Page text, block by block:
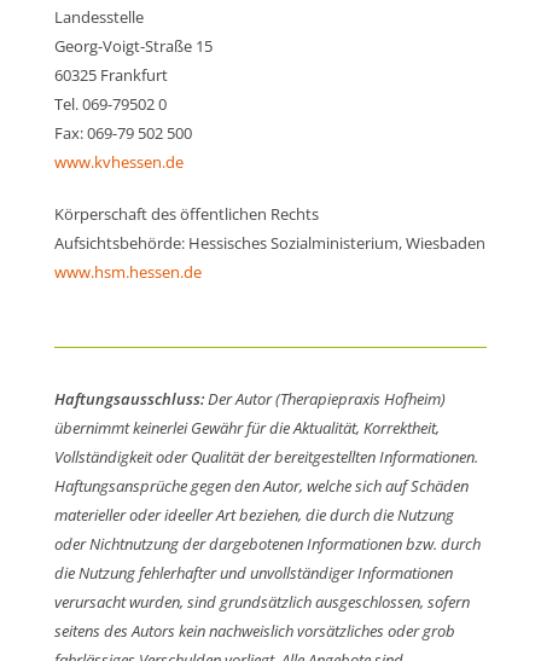
Landesstelle
Georg-Voigt-Straße 15
60325 Frankfurt
Tel. 069-79502 0
Fax: 069-79 502 500
www.kvhessen.de
Körperschaft des öffentlichen Rechts
Aufsichtsbehörde: Hessisches Sozialministerium, Wiesbaden
www.hsm.hessen.de
Haftungsausschluss:Der Autor (Therapiepraxis Hofheim)
übernimmt keinerlei Gewähr für die Aktualität, Korrektheit,
Vollständigkeit oder Qualität der bereitgestellten Informationen.
Haftungsansprüche gegen den Autor, welche sich auf Schäden
materieller oder ideeller Art beziehen, die durch die Nutzung
oder Nichtnutzung der dargebotenen Informationen bzw. durch
die Nutzung fehlerhafter und unvollständiger Informationen
verursacht wurden, sind grundsätzlich ausgeschlossen, sofern
seitens des Autors kein nachweislich vorsätzliches oder grob